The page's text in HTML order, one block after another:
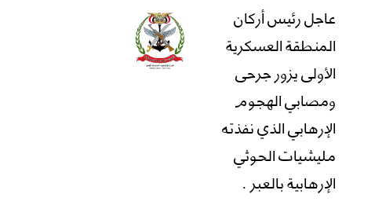
عاجل رئيس أركان
المنطقة العسكرية
الأولى يزور جرحى
ومصابي الهجوم
الإرهابي الذي نفذته
مليشيات الحوثي
الإرهابية بالعبر .